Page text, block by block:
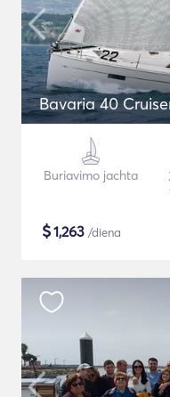
Bavaria 40
Buriavimo jachta
$1,263 /diena